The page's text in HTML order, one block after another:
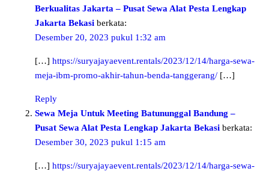
Berkualitas Jakarta – Pusat Sewa Alat Pesta Lengkap
Jakarta Bekasi berkata:
Desember 20, 2023 pukul 1:32 am
[…] https://suryajayaevent.rentals/2023/12/14/harga-sewa-
meja-ibm-promo-akhir-tahun-benda-tanggerang/ […]
Reply
Sewa Meja Untuk Meeting Batununggal Bandung –
Pusat Sewa Alat Pesta Lengkap Jakarta Bekasi berkata:
Desember 30, 2023 pukul 1:15 am
[…] https://suryajayaevent.rentals/2023/12/14/harga-sewa-